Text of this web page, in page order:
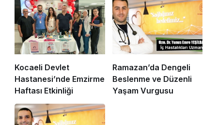
Kocaeli Devlet
Hastanesi’nde Emzirme
Haftası Etkinliği
Ramazan’da Dengeli
Beslenme ve Düzenli
Yaşam Vurgusu